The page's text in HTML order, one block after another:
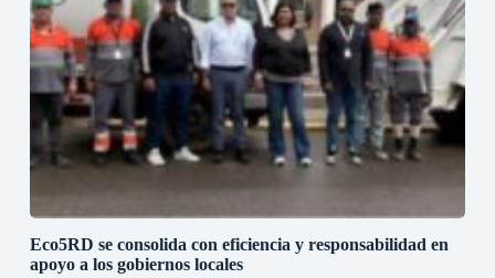
Eco5RD se consolida con eficiencia y responsabilidad en
apoyo a los gobiernos locales